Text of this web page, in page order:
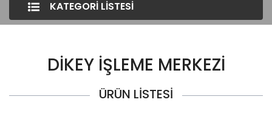
KATEGORI LISTESI
DIKEY IŞLEME MERKEZI
ÜRÜN LISTESI